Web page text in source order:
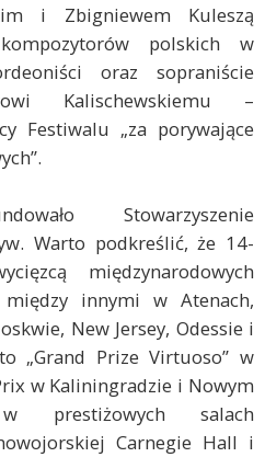
i Zbigniewem Kuleszą
polskich w
oraz sopraniście
Kalischewskiemu –
Festiwalu „za porywające
Stowarzyszenie
Warto podkreślić, że 14-
międzynarodowych
między innymi w Atenach,
New Jersey, Odessie i
„Grand Prize Virtuoso” w
w Kaliningradzie i Nowym
prestiżowych salach
Carnegie Hall i